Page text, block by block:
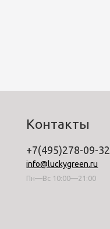
Контакты
+7(495)278-09-32
info@luckygreen.ru
Пн—Вс 10:00—21:00